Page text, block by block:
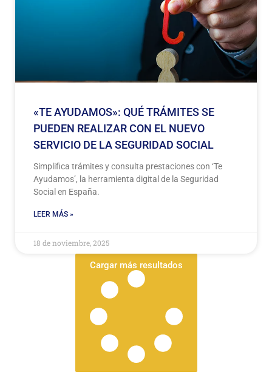
«TE AYUDAMOS»: QUÉ TRÁMITES SE
PUEDEN REALIZAR CON EL NUEVO
SERVICIO DE LA SEGURIDAD SOCIAL
Simplifica trámites y consulta prestaciones con ‘Te
Ayudamos’, la herramienta digital de la Seguridad
Social en España.
LEER MÁS »
18 de noviembre, 2025
Cargar más resultados